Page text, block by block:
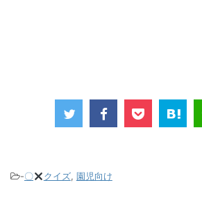
-〇 クイズ, 園児向け